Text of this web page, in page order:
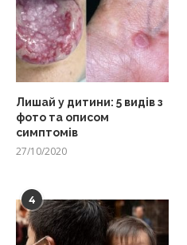
Лишай у дитини: 5 видів з
фото та описом
симптомів
27/10/2020
4